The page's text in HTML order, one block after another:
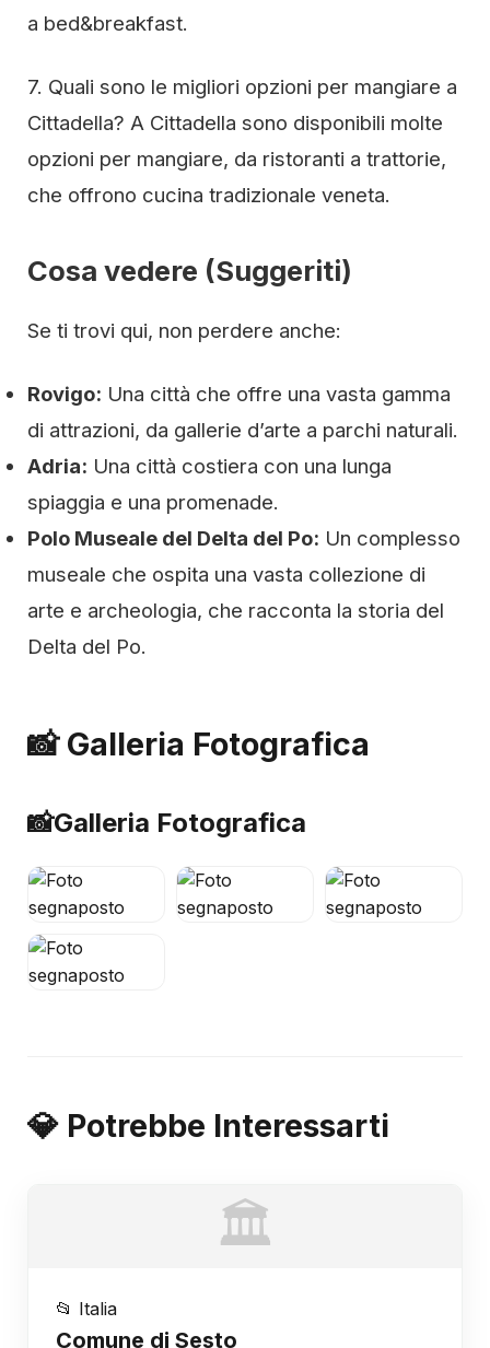
a bed&breakfast.
7. Quali sono le migliori opzioni per mangiare a
Cittadella? A Cittadella sono disponibili molte
opzioni per mangiare, da ristoranti a trattorie,
che offrono cucina tradizionale veneta.
Cosa vedere (Suggeriti)
Se ti trovi qui, non perdere anche:
Rovigo: Una città che offre una vasta gamma
di attrazioni, da gallerie d’arte a parchi naturali.
Adria: Una città costiera con una lunga
spiaggia e una promenade.
Polo Museale del Delta del Po: Un complesso
museale che ospita una vasta collezione di
arte e archeologia, che racconta la storia del
Delta del Po.
📸 Galleria Fotografica
📸Galleria Fotografica
💎 Potrebbe Interessarti
🏛️
📂 Italia
Comune di Sesto